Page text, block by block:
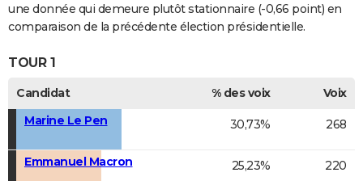
une donnée qui demeure plutôt stationnaire (-0,66 point) en
comparaison de la précédente élection présidentielle.
TOUR 1
Candidat % des voix
Voix
Marine Le Pen
30,73% 268
Emmanuel Macron 25,23% 220